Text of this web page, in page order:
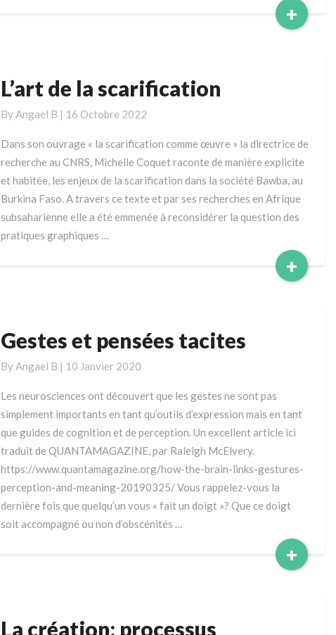
+Read
More
L’art
la
scarification
L’art de la scarification
ByAngael B | 16 Octobre 2022
Dans son ouvrage « la scarification comme œuvre » la directrice de
recherche au CNRS, Michelle Coquet raconte de manière explicite
et habitée, les enjeux de la scarification dans la société Bawba, au
Burkina Faso. A travers ce texte et par ses recherches en Afrique
subsaharienne elle a été emmenée à reconsidérer la question des
pratiques graphiques …
+Read
More
Gestes
pensées
tacites
Gestes et pensées tacites
ByAngael B | 10 Janvier 2020
Les neurosciences ont découvert que les gestes ne sont pas
simplement importants en tant qu’outils d’expression mais en tant
que guides de cognition et de perception. Un excellent article ici
traduit de QUANTAMAGAZINE, par Raleigh McElvery.
https://www.quantamagazine.org/how-the-brain-links-gestures-
perception-and-meaning-20190325/ Vous rappelez-vous la
dernière fois que quelqu’un vous « fait un doigt »? Que ce doigt
soit accompagné ou non d’obscénités …
+Read
More
La
La création: processus